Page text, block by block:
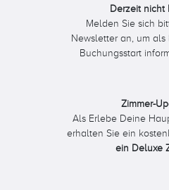
Derzeit nicht
Melden Sie sich
Newsletter an, um als
Buchungsstart
Zimmer-
Als Erlebe Deine
erhalten Sie ein
ein Deluxe